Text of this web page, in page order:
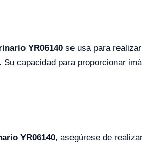
YR06140 se usa para
capacidad para proporcionar
YR06140, asegúrese de